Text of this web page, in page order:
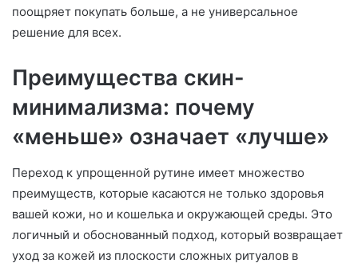
поощряет покупать больше, а не универсальное
решение для всех.
Преимущества скин-
минимализма: почему
«меньше» означает «лучше»
Переход к упрощенной рутине имеет множество
преимуществ, которые касаются не только здоровья
вашей кожи, но и кошелька и окружающей среды. Это
логичный и обоснованный подход, который возвращает
уход за кожей из плоскости сложных ритуалов в